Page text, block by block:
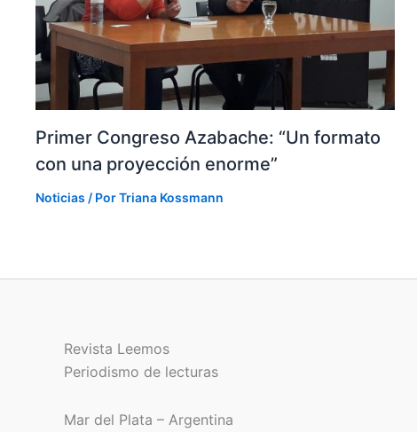
Primer Congreso Azabache: “Un formato
con una proyección enorme”
Noticias / PorTriana Kossmann
Revista Leemos
Periodismo de lecturas
Mar del Plata – Argentina